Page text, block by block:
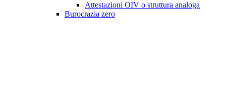
Attestazioni OIV o struttura analoga
Burocrazia zero